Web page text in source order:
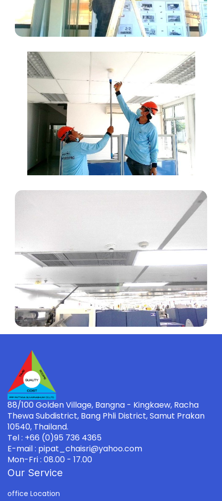
88/100 Golden Village, Bangna - Kingkaew, Racha
Thewa Subdistrict, Bang Phli District, Samut Prakan
10540, Thailand.
Tel : +66 (0)95 736 4365
E-mail : pipat_chaisri@yahoo.com
Mon-Fri : 08.00 - 17.00
Our Service
office Location